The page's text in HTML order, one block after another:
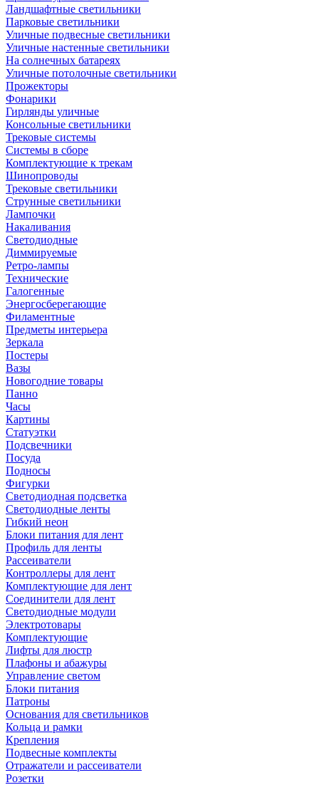
Ландшафтные светильники
Парковые светильники
Уличные подвесные светильники
Уличные настенные светильники
На солнечных батареях
Уличные потолочные светильники
Прожекторы
Фонарики
Гирлянды уличные
Консольные светильники
Трековые системы
Системы в сборе
Комплектующие к трекам
Шинопроводы
Трековые светильники
Струнные светильники
Лампочки
Накаливания
Светодиодные
Диммируемые
Ретро-лампы
Технические
Галогенные
Энергосберегающие
Филаментные
Предметы интерьера
Зеркала
Постеры
Вазы
Новогодние товары
Панно
Часы
Картины
Статуэтки
Подсвечники
Посуда
Подносы
Фигурки
Светодиодная подсветка
Светодиодные ленты
Гибкий неон
Блоки питания для лент
Профиль для ленты
Рассеиватели
Контроллеры для лент
Комплектующие для лент
Соединители для лент
Светодиодные модули
Электротовары
Комплектующие
Лифты для люстр
Плафоны и абажуры
Управление светом
Блоки питания
Патроны
Основания для светильников
Кольца и рамки
Крепления
Подвесные комплекты
Отражатели и рассеиватели
Розетки